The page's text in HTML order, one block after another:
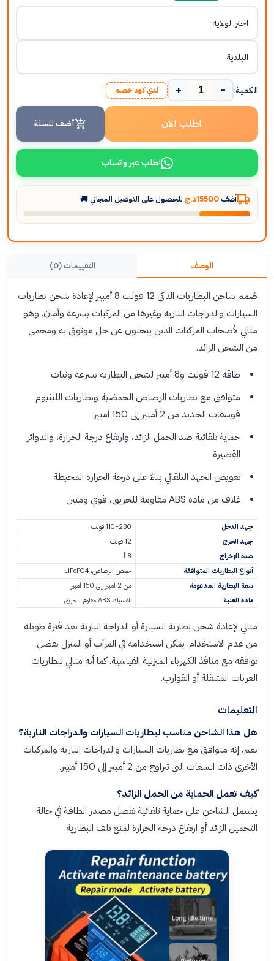
الكمية: −
+ لدي كود خصم
اطلب الآن أضف للسلة
اطلب عبر واتساب
أضف 15500د.ج للحصول على التوصيل المجاني 🚚
الوصف التقييمات (0)
صُمم شاحن البطاريات الذكي 12 فولت 8 أمبير لإعادة شحن بطاريات
السيارات والدراجات النارية وغيرها من المركبات بسرعة وأمان. وهو
مثالي لأصحاب المركبات الذين يبحثون عن حل موثوق به ومحمي
من الشحن الزائد.
طاقة 12 فولت و8 أمبير لشحن البطارية بسرعة وثبات
متوافق مع بطاريات الرصاص الحمضية وبطاريات الليثيوم
فوسفات الحديد من 2 أمبير إلى 150 أمبير
حماية تلقائية ضد الحمل الزائد، وارتفاع درجة الحرارة، والدوائر
القصيرة
تعويض الجهد التلقائي بناءً على درجة الحرارة المحيطة
غلاف من مادة ABS مقاومة للحريق، قوي ومتين
جهد الدخل
110-230 فولت
جهد الخرج
12 فولت
شدة الإخراج
8 أ
أنواع البطاريات المتوافقة
حمض الرصاص، LiFePO4
سعة البطارية المدعومة
من 2 أمبير إلى 150 أمبير
مادة العلبة
بلاستيك ABS مقاوم للحريق
مثالي لإعادة شحن بطارية السيارة أو الدراجة النارية بعد فترة طويلة
من عدم الاستخدام. يمكن استخدامه في المرآب أو المنزل بفضل
توافقه مع منافذ الكهرباء المنزلية القياسية. كما أنه مثالي لبطاريات
العربات المتنقلة أو القوارب.
التعليمات
هل هذا الشاحن مناسب لبطاريات السيارات والدراجات النارية؟
نعم، إنه متوافق مع بطاريات السيارات والدراجات النارية والمركبات
الأخرى ذات السعات التي تتراوح من 2 أمبير إلى 150 أمبير.
كيف تعمل الحماية من الحمل الزائد؟
يشتمل الشاحن على حماية تلقائية تفصل مصدر الطاقة في حالة
التحميل الزائد أو ارتفاع درجة الحرارة لمنع تلف البطارية.